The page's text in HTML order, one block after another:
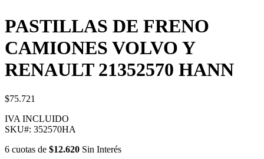
PASTILLAS DE FRENO
CAMIONES VOLVO Y
RENAULT 21352570 HANN
$75.721
IVA INCLUIDO
SKU#: 352570HA
6 cuotas de $12.620 Sin Interés